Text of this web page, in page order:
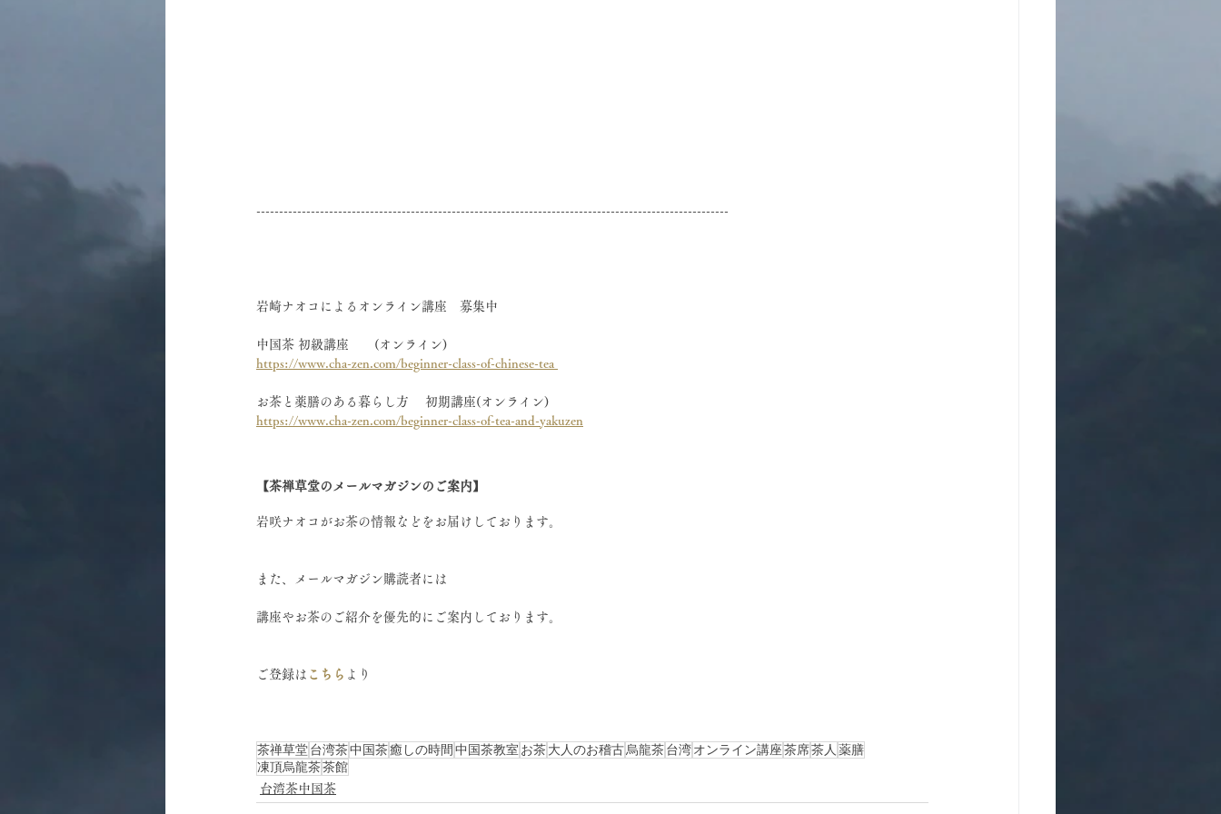
--------------------------------------------------------------------------------------------------------
岩崎ナオコによるオンライン講座　募集中
中国茶 初級講座　　(オンライン)
https://www.cha-zen.com/beginner-class-of-chinese-tea
お茶と薬膳のある暮らし方 　初期講座(オンライン)
https://www.cha-zen.com/beginner-class-of-tea-and-yakuzen
【茶禅草堂のメールマガジンのご案内】
岩咲ナオコがお茶の情報などをお届けしております。
また、メールマガジン購読者には
講座やお茶のご紹介を優先的にご案内しております。
ご登録は こちら より
茶禅草堂 台湾茶中国茶癒しの時間 中国茶教室 お茶 大人のお稽古烏龍茶 台湾 オンライン講座 茶席茶人 薬膳
凍頂烏龍茶茶館
台湾茶中国茶